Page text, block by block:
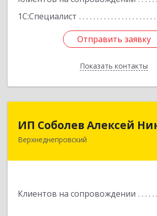
1С:Специалист
Отправить заявку
Показать контакты
Отправить заявку
Назад
ИП Соболев Алексей
Верхнеднепровский
Клиентов на сопровождении
ИП Соболев Алексей